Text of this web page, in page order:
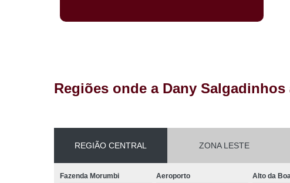
Regiões onde a Dany Salgadinhos
REGIÃO CENTRAL ZONA LESTE
Fazenda Morumbi Aeroporto Alto da